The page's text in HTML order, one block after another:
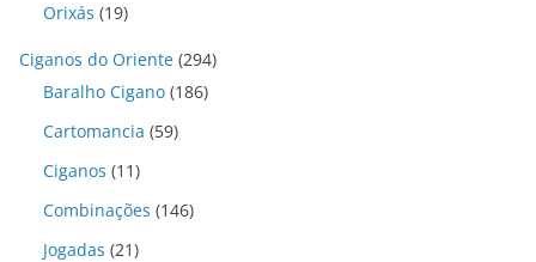
Orixás (19)
Ciganos do Oriente (294)
Baralho Cigano (186)
Cartomancia (59)
Ciganos (11)
Combinações (146)
Jogadas (21)